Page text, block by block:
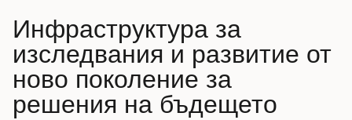
Инфраструктура за
изследвания и развитие от
ново поколение за
решения на бъдещето